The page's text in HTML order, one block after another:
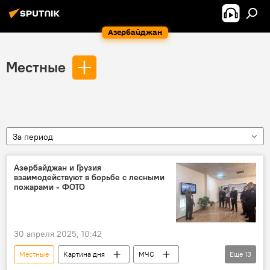
Азербайджан
Местные
За период
Азербайджан и Грузия
взаимодействуют в борьбе с лесными
пожарами - ФОТО
30 апреля 2025, 10:42
Местные Картина дня
МЧС
Еще 13